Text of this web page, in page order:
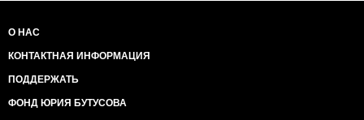
О НАС
КОНТАКТНАЯ ИНФОРМАЦИЯ
ПОДДЕРЖАТЬ
ФОНД ЮРИЯ БУТУСОВА